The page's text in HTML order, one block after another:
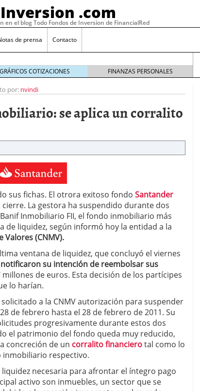
.com
el blog Todo Fondos de Inversion de FinancialRed
de prensa Contacto
la categoría más rentable de 2025 a la que nadie
2026
fondos en España: por qué los inversores siguen
febrero 16, 2026
alcanzan los 463.628 millones en febrero: la racha
2026
en España cierran 2025 con un patrimonio récord
euros febrero 3, 2026
GRÁFICOS COTIZACIONES FINANZAS PERSONALES
por: nvindi
se aplica un corralito
sus fichas. El otrora exitoso fondo Santander
cierre. La gestora ha suspendido durante dos
Inmobiliario FII, el fondo inmobiliario más
de liquidez, según informó hoy la entidad a la
Valores (CNMV).
ventana de liquidez, que concluyó el viernes
su intención de reembolsar sus
millones de euros. Esta decisión de los partícipes
lo harían.
a la CNMV autorización para suspender
de febrero hasta el 28 de febrero de 2011. Su
progresivamente durante estos dos
el patrimonio del fondo queda muy reducido,
concreción de un corralito financierotal como lo
inmobiliario respectivo.
necesaria para afrontar el íntegro pago
activo son inmuebles, un sector que se